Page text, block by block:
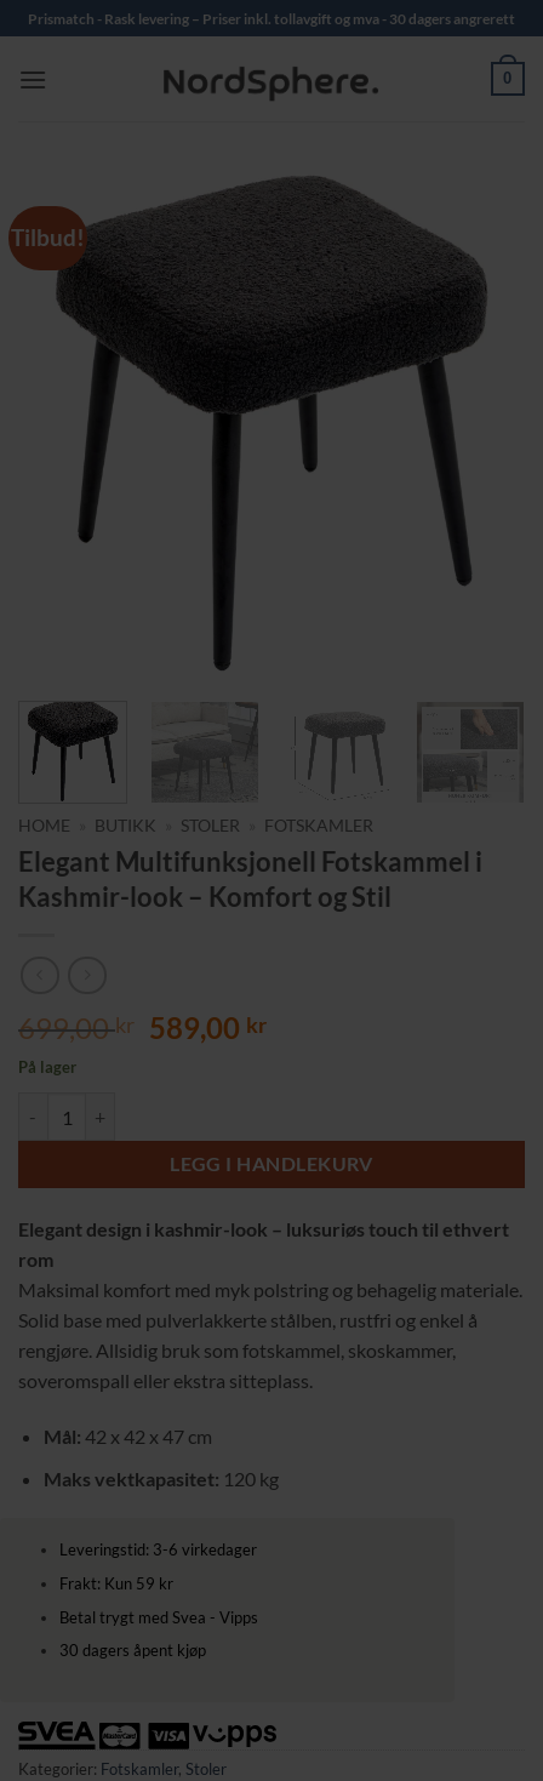
Skip
to
content
Prismatch - Rask levering – Priser inkl. tollavgift og mva - 30 dagers angrerett
0
Tilbud!
HOME BUTIKK STOLER FOTSKAMLER
Elegant Multifunksjonell Fotskammel i
Kashmir-look – Komfort og Stil
699,00kr Opprinnelig
589,00 krNåværende
På lager
LEGG I HANDLEKURV
Elegant design i kashmir-look – luksuriøs touch til ethvert
rom
Maksimal komfort med myk polstring og behagelig materiale.
Solid base med pulverlakkerte stålben, rustfri og enkel å
rengjøre. Allsidig bruk som fotskammel, skoskammer,
soveromspall eller ekstra sitteplass.
Mål: 42 x 42 x 47 cm
Maks vektkapasitet: 120 kg
Leveringstid: 3-6 virkedager
Frakt: Kun 59 kr
Betal trygt med Svea - Vipps
30 dagers åpent kjøp
Kategorier: Fotskamler, Stoler